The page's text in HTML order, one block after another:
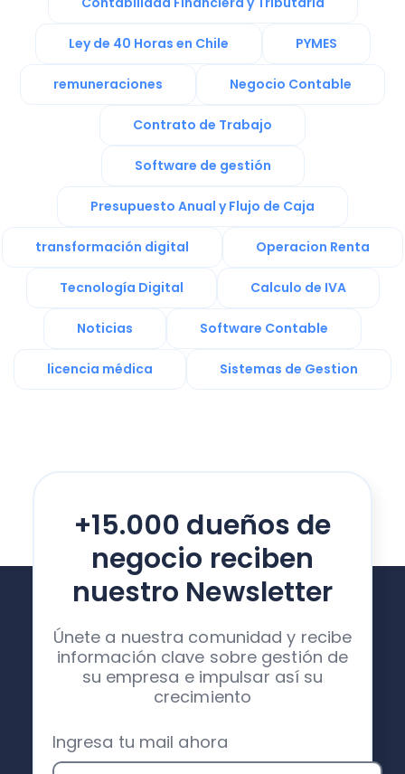
Ley de 40 Horas en Chile PYMES
remuneraciones Negocio Contable
Contrato de Trabajo
Software de gestión
Presupuesto Anual y Flujo de Caja
transformación digital Operacion Renta
Tecnología Digital Calculo de IVA
Noticias Software Contable
licencia médica Sistemas de Gestion
+15.000 dueños de
negocio reciben
nuestro Newsletter
Únete a nuestra comunidad y recibe
información clave sobre gestión de
su empresa e impulsar así su
crecimiento
Ingresa tu mail ahora